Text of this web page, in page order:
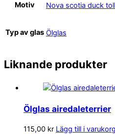
Motiv Nova scotia duck
Typ av glas Ölglas
Liknande produkter
Ölglas airedaleterrier
115,00 kr Lägg till i varukorg